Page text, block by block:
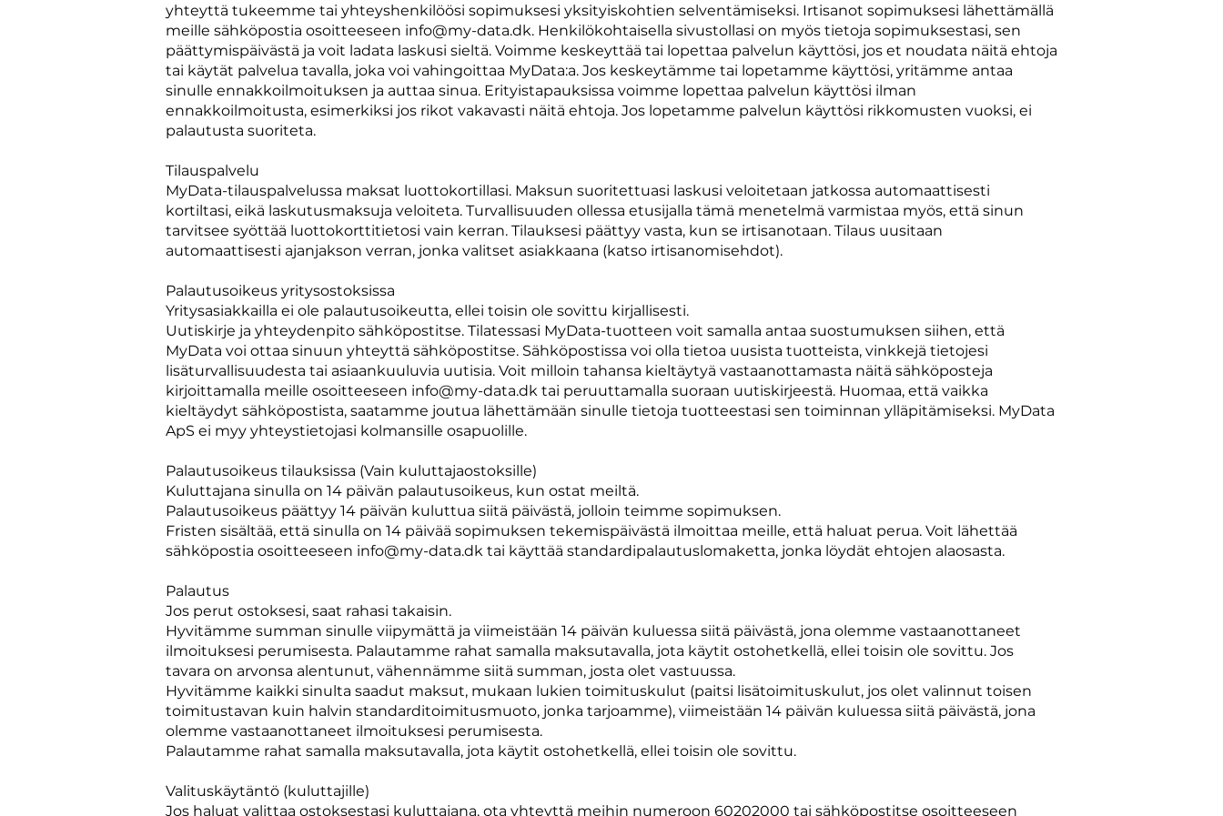
yhteyttä tukeemme tai yhteyshenkilöösi sopimuksesi yksityiskohtien selventämiseksi. Irtisanot sopimuksesi lähettämällä
meille sähköpostia osoitteeseen info@my-data.dk. Henkilökohtaisella sivustollasi on myös tietoja sopimuksestasi, sen
päättymispäivästä ja voit ladata laskusi sieltä. Voimme keskeyttää tai lopettaa palvelun käyttösi, jos et noudata näitä ehtoja
tai käytät palvelua tavalla, joka voi vahingoittaa MyData:a. Jos keskeytämme tai lopetamme käyttösi, yritämme antaa
sinulle ennakkoilmoituksen ja auttaa sinua. Erityistapauksissa voimme lopettaa palvelun käyttösi ilman
ennakkoilmoitusta, esimerkiksi jos rikot vakavasti näitä ehtoja. Jos lopetamme palvelun käyttösi rikkomusten vuoksi, ei
palautusta suoriteta.
Tilauspalvelu
MyData-tilauspalvelussa maksat luottokortillasi. Maksun suoritettuasi laskusi veloitetaan jatkossa automaattisesti
kortiltasi, eikä laskutusmaksuja veloiteta. Turvallisuuden ollessa etusijalla tämä menetelmä varmistaa myös, että sinun
tarvitsee syöttää luottokorttitietosi vain kerran. Tilauksesi päättyy vasta, kun se irtisanotaan. Tilaus uusitaan
automaattisesti ajanjakson verran, jonka valitset asiakkaana (katso irtisanomisehdot).
Palautusoikeus yritysostoksissa
Yritysasiakkailla ei ole palautusoikeutta, ellei toisin ole sovittu kirjallisesti.
Uutiskirje ja yhteydenpito sähköpostitse. Tilatessasi MyData-tuotteen voit samalla antaa suostumuksen siihen, että
MyData voi ottaa sinuun yhteyttä sähköpostitse. Sähköpostissa voi olla tietoa uusista tuotteista, vinkkejä tietojesi
lisäturvallisuudesta tai asiaankuuluvia uutisia. Voit milloin tahansa kieltäytyä vastaanottamasta näitä sähköposteja
kirjoittamalla meille osoitteeseen info@my-data.dk tai peruuttamalla suoraan uutiskirjeestä. Huomaa, että vaikka
kieltäydyt sähköpostista, saatamme joutua lähettämään sinulle tietoja tuotteestasi sen toiminnan ylläpitämiseksi. MyData
ApS ei myy yhteystietojasi kolmansille osapuolille.
Palautusoikeus tilauksissa (Vain kuluttajaostoksille)
Kuluttajana sinulla on 14 päivän palautusoikeus, kun ostat meiltä.
Palautusoikeus päättyy 14 päivän kuluttua siitä päivästä, jolloin teimme sopimuksen.
Fristen sisältää, että sinulla on 14 päivää sopimuksen tekemispäivästä ilmoittaa meille, että haluat perua. Voit lähettää
sähköpostia osoitteeseen info@my-data.dk tai käyttää standardipalautuslomaketta, jonka löydät ehtojen alaosasta.
Palautus
Jos perut ostoksesi, saat rahasi takaisin.
Hyvitämme summan sinulle viipymättä ja viimeistään 14 päivän kuluessa siitä päivästä, jona olemme vastaanottaneet
ilmoituksesi perumisesta. Palautamme rahat samalla maksutavalla, jota käytit ostohetkellä, ellei toisin ole sovittu. Jos
tavara on arvonsa alentunut, vähennämme siitä summan, josta olet vastuussa.
Hyvitämme kaikki sinulta saadut maksut, mukaan lukien toimituskulut (paitsi lisätoimituskulut, jos olet valinnut toisen
toimitustavan kuin halvin standarditoimitusmuoto, jonka tarjoamme), viimeistään 14 päivän kuluessa siitä päivästä, jona
olemme vastaanottaneet ilmoituksesi perumisesta.
Palautamme rahat samalla maksutavalla, jota käytit ostohetkellä, ellei toisin ole sovittu.
Valituskäytäntö (kuluttajille)
Jos haluat valittaa ostoksestasi kuluttajana, ota yhteyttä meihin numeroon 60202000 tai sähköpostitse osoitteeseen